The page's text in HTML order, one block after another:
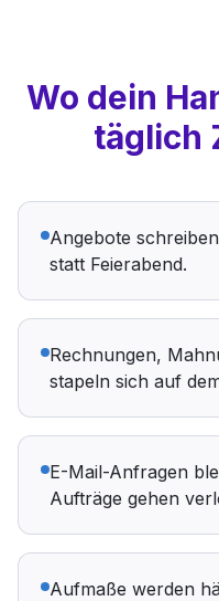
Wo dein
täglich
Angebote
statt Feierabend.
Rechnungen,
stapeln sich auf
E-Mail-Anfragen
Aufträge gehen
Aufmaße werden